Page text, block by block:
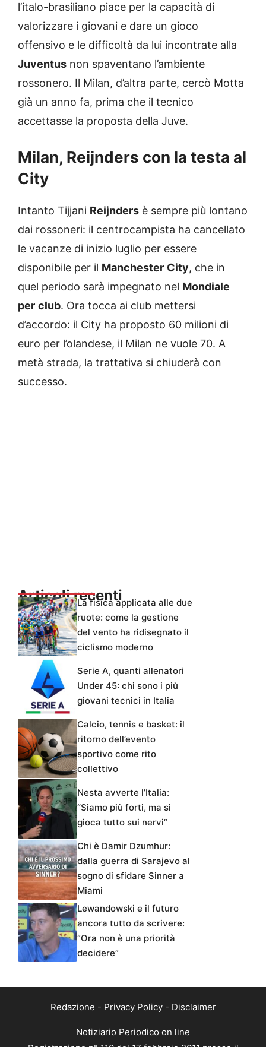
l’italo-brasiliano piace per la capacità di
valorizzare i giovani e dare un gioco
offensivo e le difficoltà da lui incontrate alla
Juventus non spaventano l’ambiente
rossonero. Il Milan, d’altra parte, cercò Motta
già un anno fa, prima che il tecnico
accettasse la proposta della Juve.
Milan, Reijnders con la testa al
City
Intanto Tijjani Reijnders è sempre più lontano
dai rossoneri: il centrocampista ha cancellato
le vacanze di inizio luglio per essere
disponibile per il Manchester City, che in
quel periodo sarà impegnato nel Mondiale
per club. Ora tocca ai club mettersi
d’accordo: il City ha proposto 60 milioni di
euro per l’olandese, il Milan ne vuole 70. A
metà strada, la trattativa si chiuderà con
successo.
Articoli recentiLa fisica applicata alle due
ruote: come la gestione
del vento ha ridisegnato il
ciclismo moderno
Serie A, quanti allenatori
Under 45: chi sono i più
giovani tecnici in Italia
Calcio, tennis e basket: il
ritorno dell’evento
sportivo come rito
collettivo
Nesta avverte l’Italia:
“Siamo più forti, ma si
gioca tutto sui nervi”
Chi è Damir Dzumhur:
dalla guerra di Sarajevo al
sogno di sfidare Sinner a
Miami
Lewandowski e il futuro
ancora tutto da scrivere:
“Ora non è una priorità
decidere”
Redazione - Privacy Policy- Disclaimer
Notiziario Periodico on line